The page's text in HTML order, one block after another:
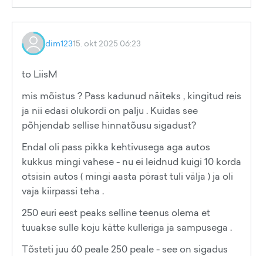
dim12315. okt 2025 06:23
to LiisM
mis mõistus ? Pass kadunud näiteks , kingitud reis
ja nii edasi olukordi on palju . Kuidas see
põhjendab sellise hinnatõusu sigadust?
Endal oli pass pikka kehtivusega aga autos
kukkus mingi vahese - nu ei leidnud kuigi 10 korda
otsisin autos ( mingi aasta pörast tuli välja ) ja oli
vaja kiirpassi teha .
250 euri eest peaks selline teenus olema et
tuuakse sulle koju kätte kulleriga ja sampusega .
Tõsteti juu 60 peale 250 peale - see on sigadus